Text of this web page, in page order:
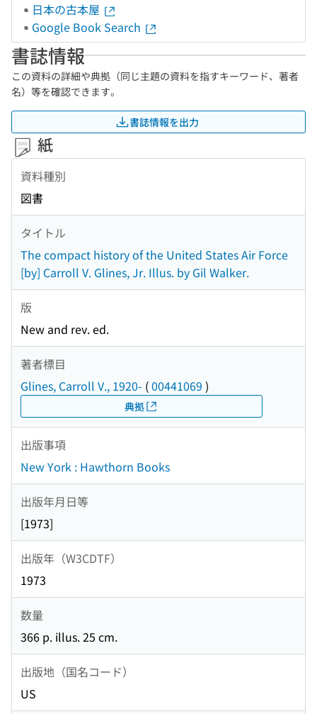
日本の古本屋
Google Book Search
書誌情報
この資料の詳細や典拠（同じ主題の資料を指すキーワード、著者
名）等を確認できます。
書誌情報を出力
紙
資料種別
図書
タイトル
The compact history of the United States Air Force
[by] Carroll V. Glines, Jr. Illus. by Gil Walker.
版
New and rev. ed.
著者標目
Glines, Carroll V., 1920- (00441069 )
典拠
出版事項
New York : Hawthorn Books
出版年月日等
[1973]
出版年（W3CDTF）
1973
数量
366 p. illus. 25 cm.
出版地（国名コード）
US